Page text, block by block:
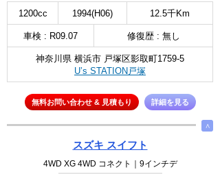
1200cc 1994(H06) 12.5千Km
車検 : R09.07 修復歴 : 無し
神奈川県 横浜市 戸塚区影取町1759-5
U’s STATION戸塚
無料お問い合わせ & 見積もり 詳細を見る
∧
スズキ スイフト
4WD XG 4WD コネクト｜9インチデ